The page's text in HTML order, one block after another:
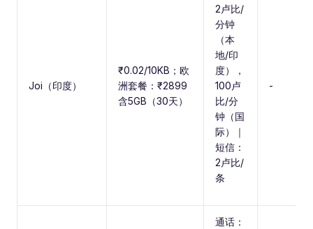
Joi（印度）
₹0.02/10KB；欧
洲套餐：₹2899
含5GB（30天）
2卢比/
分钟
（本
地/印
度），
100卢
比/分
钟（国
际）｜
短信：
2卢比/
条
-
通话：